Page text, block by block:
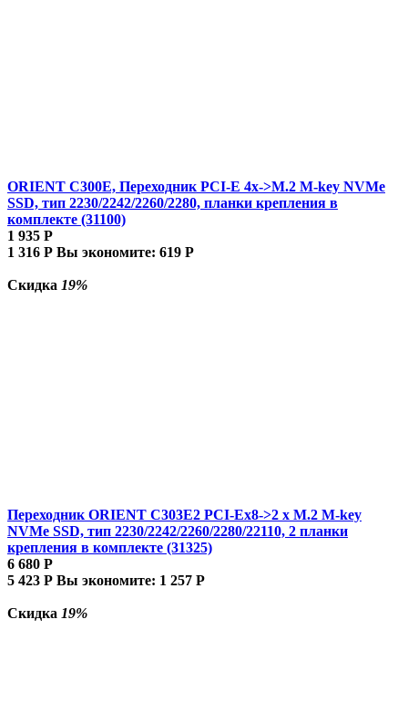
ORIENT C300E, Переходник PCI-E 4x->M.2 M-key NVMe
SSD, тип 2230/2242/2260/2280, планки крепления в
комплекте (31100)
1 935 Р
1 316 Р Вы экономите: 619 Р
Скидка 19%
Переходник ORIENT C303E2 PCI-Ex8->2 x M.2 M-key
NVMe SSD, тип 2230/2242/2260/2280/22110, 2 планки
крепления в комплекте (31325)
6 680 Р
5 423 Р Вы экономите: 1 257 Р
Скидка 19%